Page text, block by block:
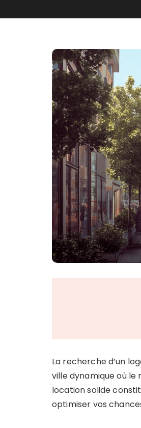
La recherche d’un
ville dynamique où
location solide
optimiser vos